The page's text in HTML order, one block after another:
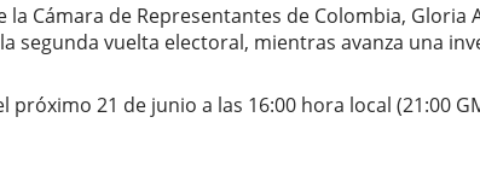
Cámara de Representantes de Colombia,
segunda vuelta electoral, mientras avanza una
próximo 21 de junio a las 16:00 hora local (21:00